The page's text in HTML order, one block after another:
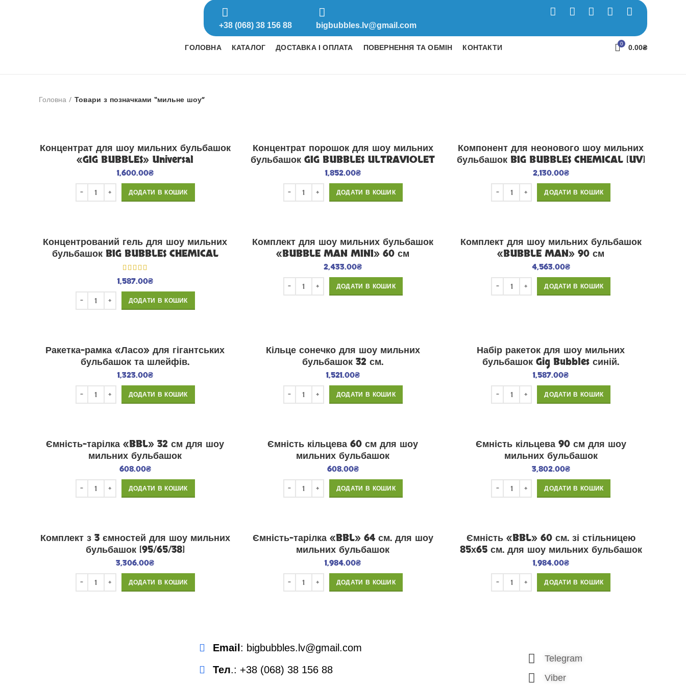
+38 (068) 38 156 88 bigbubbles.lv@gmail.com
ГОЛОВНА КАТАЛОГ ДОСТАВКА І ОПЛАТА ПОВЕРНЕННЯ ТА ОБМІН КОНТАКТИ 0 0.00₴
Головна Товари з позначками “мильне шоу”
Концентрат для шоу мильних бульбашок
«GIG BUBBLES» Universal
1,600.00₴
ДОДАТИ В КОШИК
Концентрат порошок для шоу мильних
бульбашок GIG BUBBLES ULTRAVIOLET
1,852.00₴
ДОДАТИ В КОШИК
Компонент для неонового шоу мильних
бульбашок BIG BUBBLES CHEMICAL [UV]
2,130.00₴
ДОДАТИ В КОШИК
Концентрований гель для шоу мильних
бульбашок BIG BUBBLES CHEMICAL
1,587.00₴
ДОДАТИ В КОШИК
Комплект для шоу мильних бульбашок
«BUBBLE MAN MINI» 60 см
2,433.00₴
ДОДАТИ В КОШИК
Комплект для шоу мильних бульбашок
«BUBBLE MAN» 90 см
4,563.00₴
ДОДАТИ В КОШИК
Ракетка-рамка «Ласо» для гігантських
бульбашок та шлейфів.
1,323.00₴
ДОДАТИ В КОШИК
Кільце сонечко для шоу мильних
бульбашок 32 см.
1,521.00₴
ДОДАТИ В КОШИК
Набір ракеток для шоу мильних
бульбашок Gig Bubbles синій.
1,587.00₴
ДОДАТИ В КОШИК
Ємність-тарілка «BBL» 32 см для шоу
мильних бульбашок
608.00₴
ДОДАТИ В КОШИК
Ємність кільцева 60 см для шоу
мильних бульбашок
608.00₴
ДОДАТИ В КОШИК
Ємність кільцева 90 см для шоу
мильних бульбашок
3,802.00₴
ДОДАТИ В КОШИК
Комплект з 3 ємностей для шоу мильних
бульбашок [95/65/38]
3,306.00₴
ДОДАТИ В КОШИК
Ємність-тарілка «BBL» 64 см. для шоу
мильних бульбашок
1,984.00₴
ДОДАТИ В КОШИК
Ємність «BBL» 60 см. зі стільницею
85х65 см. для шоу мильних бульбашок
1,984.00₴
ДОДАТИ В КОШИК
Email : bigbubbles.lv@gmail.com
Тел.: +38 (068) 38 156 88
Telegram
Viber